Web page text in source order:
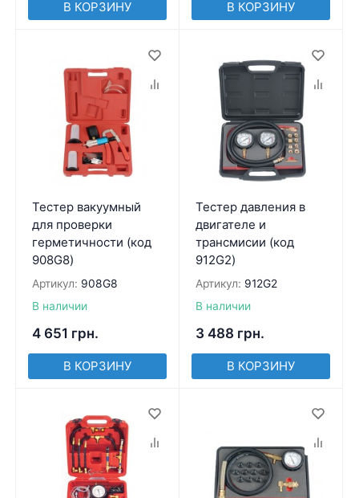
В КОРЗИНУ В КОРЗИНУ
Тестер вакуумный
для проверки
герметичности (код
908G8)
Артикул: 908G8
В наличии
4 651 грн.
В КОРЗИНУ
Тестер давления в
двигателе и
трансмисии (код
912G2)
Артикул: 912G2
В наличии
3 488 грн.
В КОРЗИНУ